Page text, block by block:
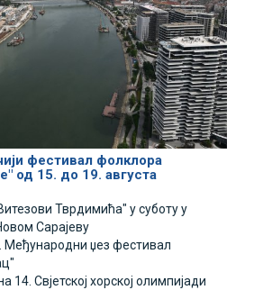
фестивал фолклора
од 15. до 19. августа
Тврдимића" у суботу у
Сарајеву
Међународни џез фестивал
14. Свјетској хорској олимпијади